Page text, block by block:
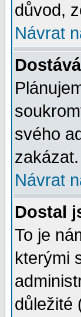
důvod,
Návrat
svého
zakázat.
Návrat
Dostal
To je
kterými
důležité